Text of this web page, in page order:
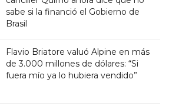
sabe si la financió el Gobierno de
Brasil
Flavio Briatore valuó Alpine en más
de 3.000 millones de dólares: “Si
fuera mío ya lo hubiera vendido”